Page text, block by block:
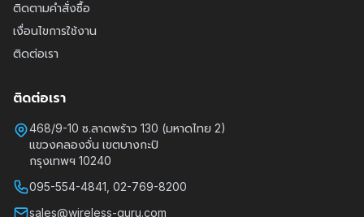
ติดตามคำสั่งซื้อ
เงื่อนไขการใช้งาน
ติดต่อเรา
ติดต่อเรา
468/9-10 ซ.ลาดพร้าว 130 (มหาดไทย 2)
แขวงคลองจั่น เขตบางกะปิ
กรุงเทพฯ 10240
095-554-4841, 02-769-8200
sales@wireless-guru.com